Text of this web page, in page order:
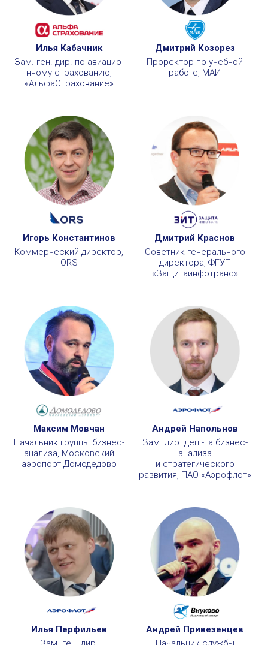
Илья Кабачник
Зам. ген. дир. по авиа­цио­
нному страхованию,
«АльфаСтрахование»
Дмитрий Козорез
Проректор по учебной
работе, МАИ
Игорь Константинов
Коммерческий директор,
ORS
Дмитрий Краснов
Советник генерального
директора, ФГУП
«Защитаинфотранс»
Максим Мовчан
Начальник группы бизнес-
анализа, Московский
аэропорт Домодедово
Андрей Напольнов
Зам. дир. деп.-та бизнес-
анализа
и стратегического
развития, ПАО «Аэрофлот»
Илья Перфильев
Андрей Привезенцев